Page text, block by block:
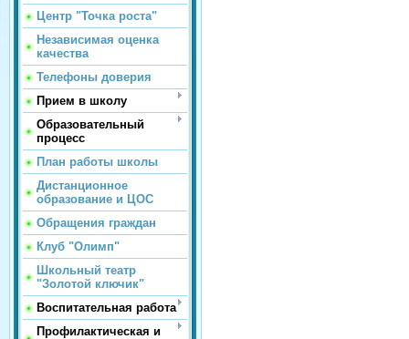
Центр "Точка роста"
Независимая оценка
качества
Телефоны доверия
Прием в школу
Образовательный
процесс
План работы школы
Дистанционное
образование и ЦОС
Обращения граждан
Клуб "Олимп"
Школьный театр
"Золотой ключик"
Воспитательная работа
Профилактическая и